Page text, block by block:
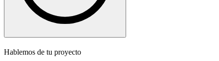
Hablemos de tu proyecto